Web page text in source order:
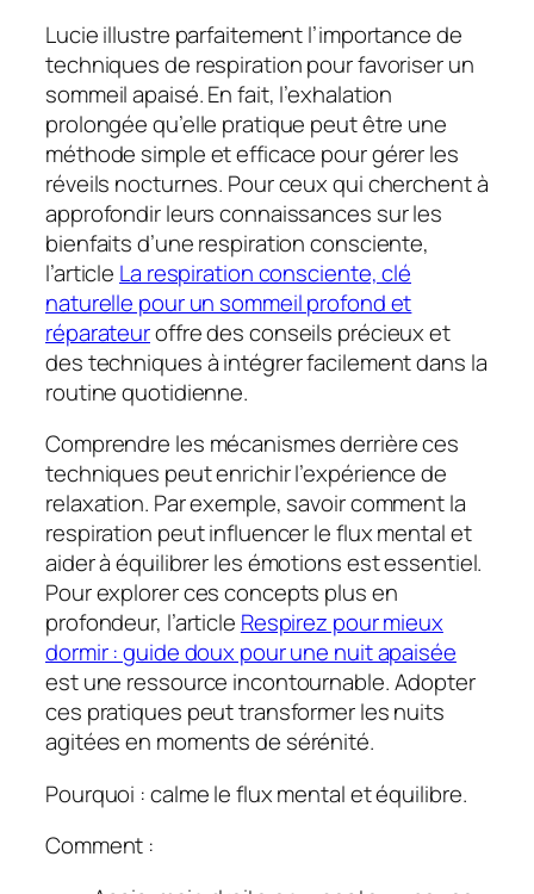
Lucie illustre parfaitement l’importance de
techniques de respiration pour favoriser un
sommeil apaisé. En fait, l’exhalation
prolongée qu’elle pratique peut être une
méthode simple et efficace pour gérer les
réveils nocturnes. Pour ceux qui cherchent à
approfondir leurs connaissances sur les
bienfaits d’une respiration consciente,
l’article La respiration consciente, clé
naturelle pour un sommeil profond et
réparateuroffre des conseils précieux et
des techniques à intégrer facilement dans la
routine quotidienne.
Comprendre les mécanismes derrière ces
techniques peut enrichir l’expérience de
relaxation. Par exemple, savoir comment la
respiration peut influencer le flux mental et
aider à équilibrer les émotions est essentiel.
Pour explorer ces concepts plus en
profondeur, l’article Respirez pour mieux
dormir : guide doux pour une nuit apaisée
est une ressource incontournable. Adopter
ces pratiques peut transformer les nuits
agitées en moments de sérénité.
Pourquoi : calme le flux mental et équilibre.
Comment :